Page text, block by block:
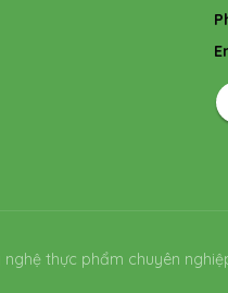
thực phẩm chuyên